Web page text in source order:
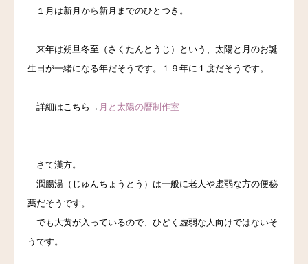
１月は新月から新月までのひとつき。
来年は朔旦冬至（さくたんとうじ）という、太陽と月のお誕
生日が一緒になる年だそうです。
１９年に１度だそうです。
詳細はこちら→ 月と太陽の暦制作室
さて漢方。
潤腸湯（じゅんちょうとう）は一般に老人や虚弱な方の便秘
薬だそうです。
でも大黄が入っているので、ひどく虚弱な人向けではないそ
うです。